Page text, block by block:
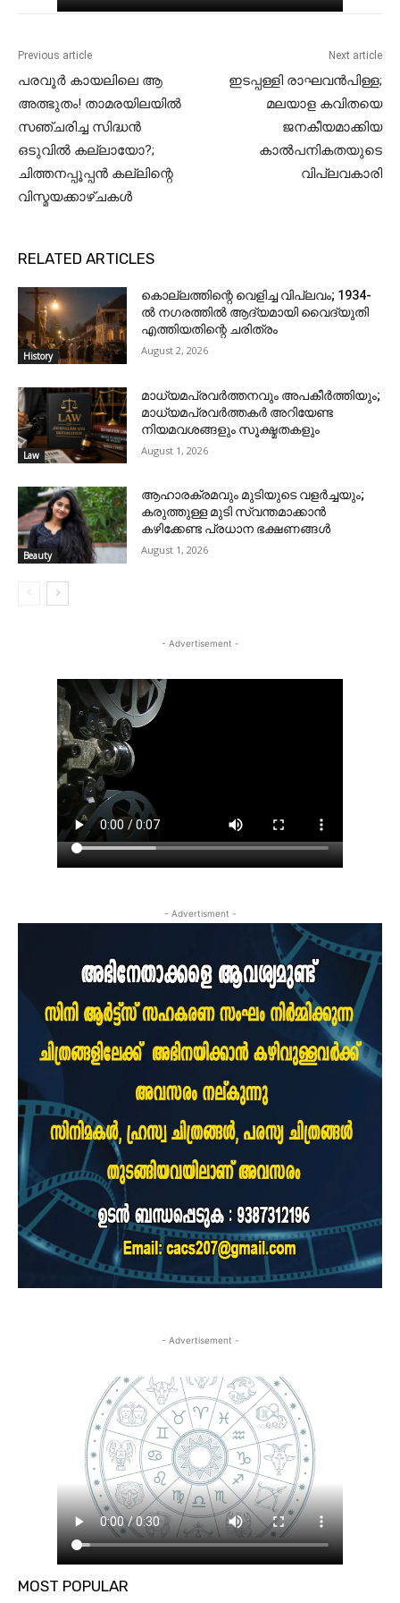
Previous article
പരവൂർ കായലിലെ ആ
അത്ഭുതം! താമരയിലയിൽ
സഞ്ചരിച്ച സിദ്ധൻ
ഒടുവിൽ കല്ലായോ?;
ചിത്തനപ്പൂപ്പൻ കല്ലിന്റെ
വിസ്മയക്കാഴ്ചകൾ
Next article
ഇടപ്പള്ളി രാഘവൻപിള്ള;
മലയാള കവിതയെ
ജനകീയമാക്കിയ
കാൽപനികതയുടെ
വിപ്ലവകാരി
RELATED ARTICLES
History
കൊല്ലത്തിന്റെ വെളിച്ച വിപ്ലവം; 1934-
ൽ നഗരത്തിൽ ആദ്യമായി വൈദ്യുതി
എത്തിയതിന്റെ ചരിത്രം
August 2, 2026
Law
മാധ്യമപ്രവർത്തനവും അപകീർത്തിയും;
മാധ്യമപ്രവർത്തകർ അറിയേണ്ട
നിയമവശങ്ങളും സൂക്ഷ്മതകളും
August 1, 2026
Beauty
ആഹാരക്രമവും മുടിയുടെ വളർച്ചയും;
കരുത്തുള്ള മുടി സ്വന്തമാക്കാൻ
കഴിക്കേണ്ട പ്രധാന ഭക്ഷണങ്ങൾ
August 1, 2026
- Advertisement -
- Advertisment -
- Advertisement -
MOST POPULAR